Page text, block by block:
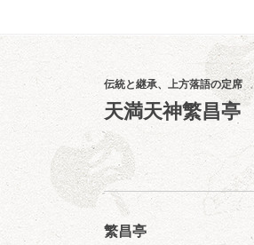
伝統と継承、上方落語の定席
天満天神繁昌亭
繁昌亭